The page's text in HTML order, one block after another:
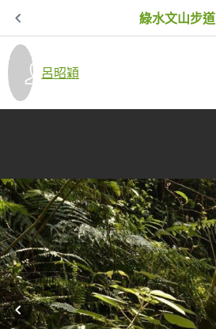
綠水文山步道
呂昭穎